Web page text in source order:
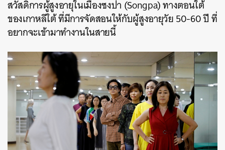
สวัสดิการผู้สูงอายุในเมืองซงปา (Songpa)ทางตอนใต้
ของเกาหลีใต้ที่มีการจัดสอนให้กับผู้สูงอายุวัย50-60ปีที่
อยากจะเข้ามาทำงานในสายนี้